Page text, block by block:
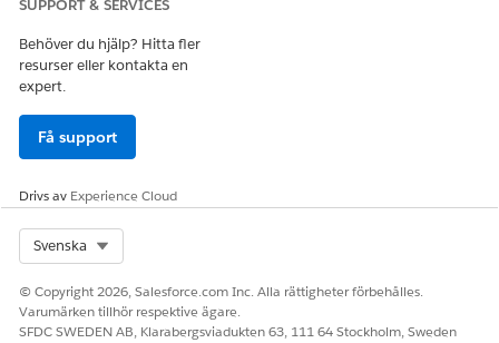
SUPPORT & SERVICES
Behöver du hjälp? Hitta fler
resurser eller kontakta en
expert.
Få support
Drivs av Experience Cloud
Svenska
© Copyright 2026, Salesforce.com Inc. Alla rättigheter förbehålles.
Varumärken tillhör respektive ägare.
SFDC SWEDEN AB, Klarabergsviadukten 63, 111 64 Stockholm, Sweden